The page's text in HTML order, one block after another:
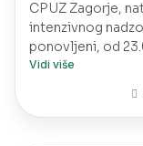
CPUZ Zagorje,
intenzivnog
ponovljeni, od
Vidi više